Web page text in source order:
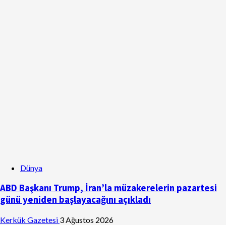
Dünya
ABD Başkanı Trump, İran’la müzakerelerin pazartesi
günü yeniden başlayacağını açıkladı
Kerkük Gazetesi 3 Ağustos 2026